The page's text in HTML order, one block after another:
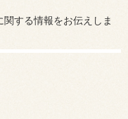
する情報をお伝えしま